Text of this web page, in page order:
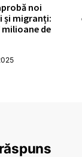
noi
și migranți:
de